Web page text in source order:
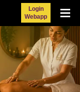
Login
WebappMenu